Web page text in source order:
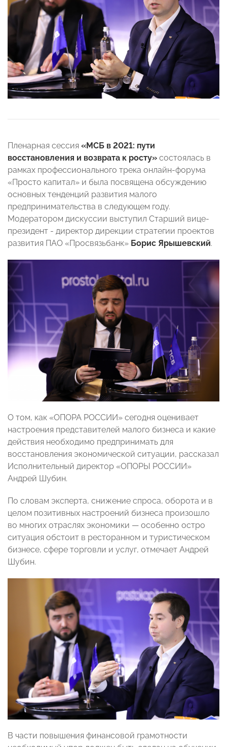
Пленарная сессия «МСБ в 2021: пути
восстановления и возврата к росту» состоялась в
рамках профессионального трека онлайн-форума
«Просто капитал» и была посвящена обсуждению
основных тенденций развития малого
предпринимательства в следующем году.
Модератором дискуссии выступил Старший вице-
президент - директор дирекции стратегии проектов
развития ПАО «Просвязьбанк» Борис Ярышевский.
О том, как «ОПОРА РОССИИ» сегодня оценивает
настроения представителей малого бизнеса и какие
действия необходимо предпринимать для
восстановления экономической ситуации, рассказал
Исполнительный директор «ОПОРЫ РОССИИ»
Андрей Шубин.
По словам эксперта, снижение спроса, оборота и в
целом позитивных настроений бизнеса произошло
во многих отраслях экономики — особенно остро
ситуация обстоит в ресторанном и туристическом
бизнесе, сфере торговли и услуг, отмечает Андрей
Шубин.
В части повышения финансовой грамотности